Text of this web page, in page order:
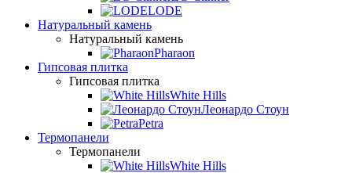
LODE
Натуральный камень
Натуральный камень
Pharaon
Гипсовая плитка
Гипсовая плитка
White Hills
Леонардо Стоун
Petra
Термопанели
Термопанели
White Hills